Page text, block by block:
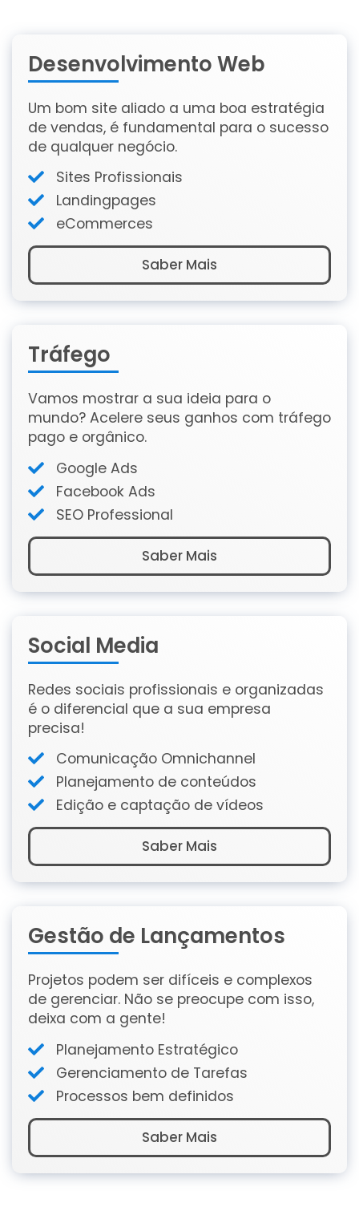
Desenvolvimento Web
Um bom site aliado a uma boa estratégia
de vendas, é fundamental para o sucesso
de qualquer negócio.
Sites Profissionais
Landingpages
eCommerces
Saber Mais
Tráfego
Vamos mostrar a sua ideia para o
mundo? Acelere seus ganhos com tráfego
pago e orgânico.
Google Ads
Facebook Ads
SEO Professional
Saber Mais
Social Media
Redes sociais profissionais e organizadas
é o diferencial que a sua empresa
precisa!
Comunicação Omnichannel
Planejamento de conteúdos
Edição e captação de vídeos
Saber Mais
Gestão de Lançamentos
Projetos podem ser difíceis e complexos
de gerenciar. Não se preocupe com isso,
deixa com a gente!
Planejamento Estratégico
Gerenciamento de Tarefas
Processos bem definidos
Saber Mais